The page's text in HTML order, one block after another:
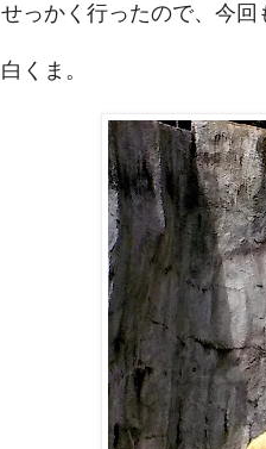
せっかく行ったので、今回
白くま。